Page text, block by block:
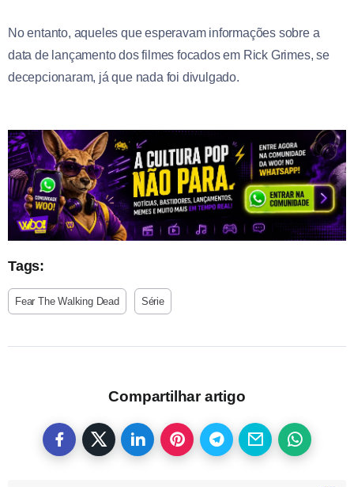
No entanto, aqueles que esperavam informações sobre a
data de lançamento dos filmes focados em Rick Grimes, se
decepcionaram, já que nada foi divulgado.
Tags:
Fear The Walking Dead Série
Compartilhar artigo